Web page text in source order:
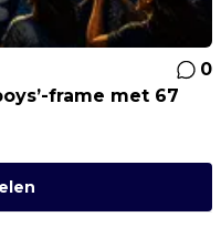
0
frame met 67